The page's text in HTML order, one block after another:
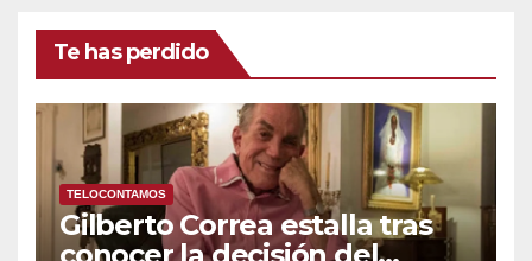
Te has perdido
TELOCONTAMOS
Gilberto Correa estalla tras